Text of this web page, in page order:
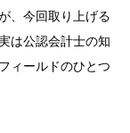
、今回取り上げる
は公認会計士の知
ィールドのひとつ